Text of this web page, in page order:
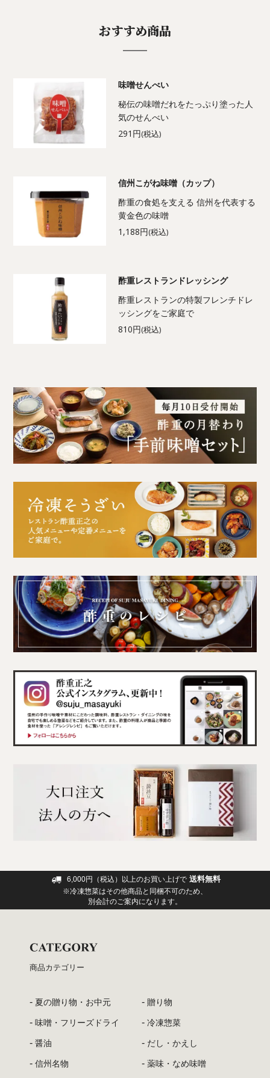
おすすめ商品
味噌せんべい
秘伝の味噌だれをたっぷり塗った人
気のせんべい
291円(税込)
信州こがね味噌（カップ）
酢重の食処を支える 信州を代表する
黄金色の味噌
1,188円(税込)
酢重レストランドレッシング
酢重レストランの特製フレンチドレ
ッシングをご家庭で
810円(税込)
6,000円（税込）以上のお買い上げで 送料無料
※冷凍惣菜はその他商品と同梱不可のため、
別会計のご案内になります。
商品カテゴリー
夏の贈り物・お中元 贈り物
味噌・フリーズドライ 冷凍惣菜
醤油 だし・かえし
信州名物 薬味・なめ味噌